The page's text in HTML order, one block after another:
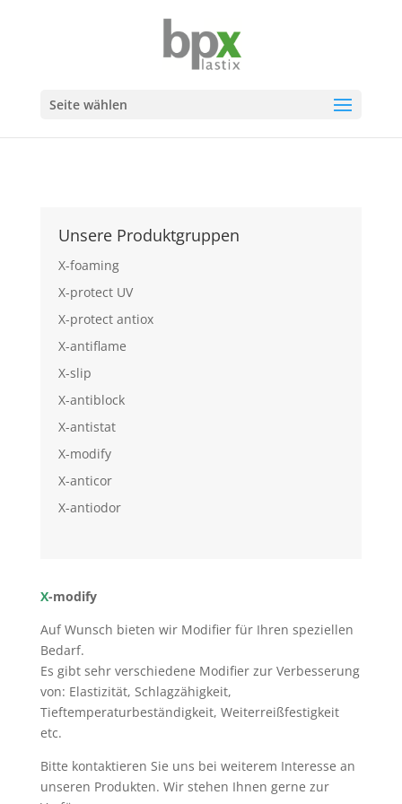
Seite wählen
Unsere Produktgruppen
X-foaming
X-protect UV
X-protect antiox
X-antiflame
X-slip
X-antiblock
X-antistat
X-modify
X-anticor
X-antiodor
X-modify
Auf Wunsch bieten wir Modifier für Ihren speziellen
Bedarf.
Es gibt sehr verschiedene Modifier zur Verbesserung
von: Elastizität, Schlagzähigkeit,
Tieftemperaturbeständigkeit, Weiterreißfestigkeit
etc.
Bitte kontaktieren Sie uns bei weiterem Interesse an
unseren Produkten. Wir stehen Ihnen gerne zur